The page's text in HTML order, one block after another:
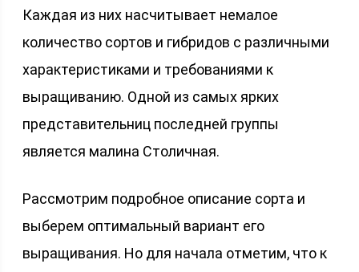
Каждая из них насчитывает немалое
количество сортов и гибридов с различными
характеристиками и требованиями к
выращиванию. Одной из самых ярких
представительниц последней группы
является малина Столичная.
Рассмотрим подробное описание сорта и
выберем оптимальный вариант его
выращивания. Но для начала отметим, что к